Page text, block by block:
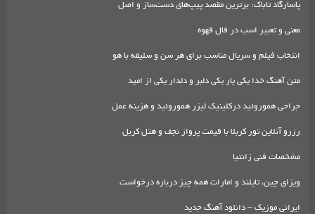
پاسارگاد تاباک: برترین مقصد پیپ‌های دست‌ساز و اصل
معنی و تعبیر اسب در فال قهوه
انتخاب فیلم و سریال مناسب برای هر سن و سلیقه با هو
متن آهنگ خدا یکی یار یکی دلبر و دلدار یکی از امید
جراحی هموروئید درکلینیک لیزر هموروئید و هزینه عمل
رزرو آنلاین تور کربلا با قیمت پرواز نجف و هتل کربل
مشخصات فنی زانتیا
ویزای چین، تایلند و امارات همه چیز درباره درخواست
ایرانی موزیک – دانلود آهنگ جدید